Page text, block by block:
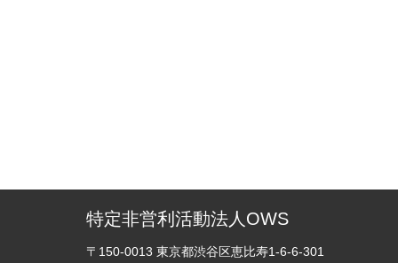
特定非営利活動法人OWS
〒150-0013 東京都渋谷区恵比寿1-6-6-301